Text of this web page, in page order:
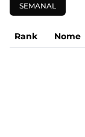
SEMANAL
Rank Nome